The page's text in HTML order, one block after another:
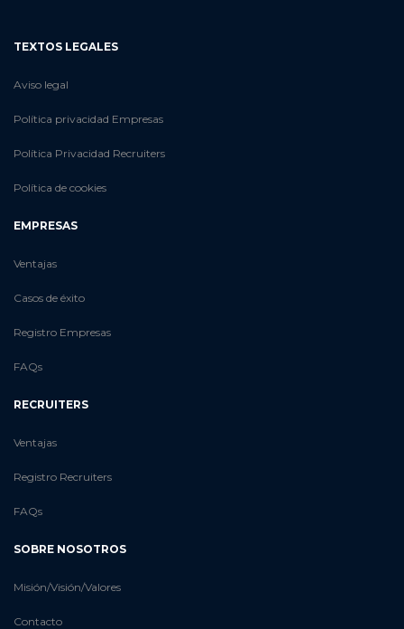
TEXTOS LEGALES
Aviso legal
Política privacidad Empresas
Política Privacidad Recruiters
Política de cookies
EMPRESAS
Ventajas
Casos de éxito
Registro Empresas
FAQs
RECRUITERS
Ventajas
Registro Recruiters
FAQs
SOBRE NOSOTROS
Misión/Visión/Valores
Contacto